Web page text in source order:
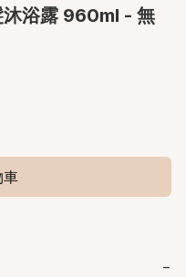
浴露 960ml - 無
車
−